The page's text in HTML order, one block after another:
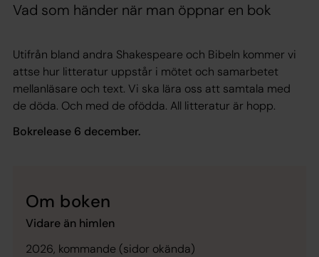
Vad som händer när man öppnar en bok
Utifrån bland andra Shakespeare och Bibeln kommer vi
attse hur litteratur uppstår i mötet och samarbetet
mellanläsare och text. Vi ska lära oss att samtala med
de döda. Och med de ofödda. All litteratur är hopp.
Bokrelease 6 december.
Om boken
Vidare än himlen
2026, kommande (sidor okända)